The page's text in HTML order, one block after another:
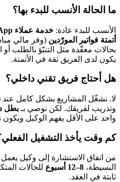
ما الحالة الأنسب للبدء بها؟
الأنسب للبدء عادة:خدمة عملاء WhatsApp
أتمتة فواتير المورّدين(وفر مالي
بحالات معقّدة مثل التنبّؤ بالطلب أو
يكون لدى الفريق ثقة في الأتمتة.
هل أحتاج فريق تقني داخلي؟
لا. نشغّل المشاريع بشكل كامل عند
وتدريب لفريقك. لكن نوصي بـبطل
واحد على الأقل يفهم الوكيل ويكون
كم وقت يأخذ التشغيل الفعلي؟
من اتفاق الاستشارة إلى وكيل يعمل
البسيطة،8–12 أسبوع
ثابتة في العقد.